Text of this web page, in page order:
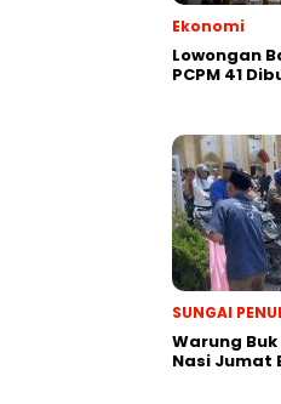
Ekonomi
Lowongan
PCPM 41
SUNGAI
Warung
Nasi Jumat